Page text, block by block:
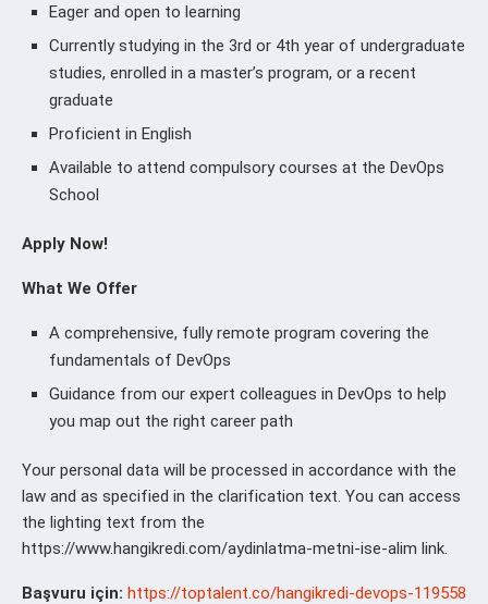
Eager and open to learning
Currently studying in the 3rd or 4th year of undergraduate
studies, enrolled in a master’s program, or a recent
graduate
Proficient in English
Available to attend compulsory courses at the DevOps
School
Apply Now!
What We Offer
A comprehensive, fully remote program covering the
fundamentals of DevOps
Guidance from our expert colleagues in DevOps to help
you map out the right career path
Your personal data will be processed in accordance with the
law and as specified in the clarification text. You can access
the lighting text from the
https://www.hangikredi.com/aydinlatma-metni-ise-alim link.
Başvuru için: https://toptalent.co/hangikredi-devops-119558